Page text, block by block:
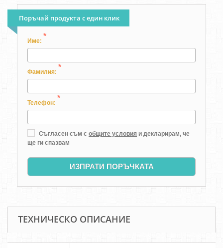
Поръчай продукта с един клик
Име:
*
Фамилия:
*
Телефон:
*
Съгласен съм с общите условия и декларирам, че
ще ги спазвам
ИЗПРАТИ ПОРЪЧКАТА
ТЕХНИЧЕСКО ОПИСАНИЕ